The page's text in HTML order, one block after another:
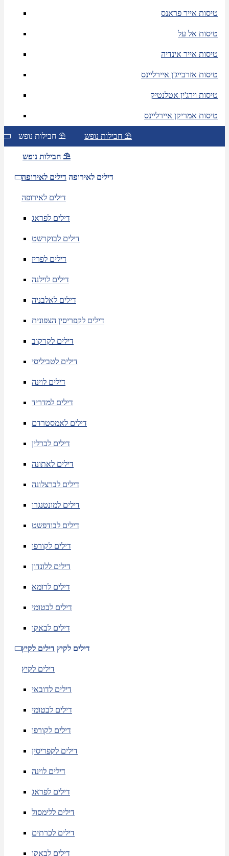
טיסות אייר פראנס
טיסות אל על
טיסות אייר אינדיה
טיסות אזרבייג'ן איירליינס
טיסות וירג'ין אטלנטיק
טיסות אמריקן איירליינס
חבילות נופש ⛱ חבילות נופש ⛱
חבילות נופש ⛱
דילים לאירופה דילים לאירופה
דילים לאירופה
דילים לפראג
דילים לבוקרשט
דילים לפריז
דילים לוילנה
דילים לאלבניה
דילים לקפריסין הצפונית
דילים לקרקוב
דילים לטביליסי
דילים לוינה
דילים למדריד
דילים לאמסטרדם
דילים לברלין
דילים לאתונה
דילים לברצלונה
דילים למונטנגרו
דילים לבודפשט
דילים לקורפו
דילים ללונדון
דילים לרומא
דילים לבטומי
דילים לבאקו
דילים לקיץ דילים לקיץ
דילים לקיץ
דילים לדובאי
דילים לבטומי
דילים לקורפו
דילים לקפריסין
דילים לוינה
דילים לפראג
דילים ללימסול
דילים לכרתים
דילים לבאקו